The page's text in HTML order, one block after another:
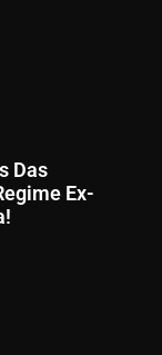
Das
Ex-